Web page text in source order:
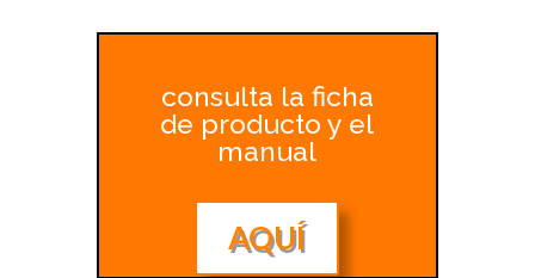
consulta la ficha
de producto y el
manual
AQUÍ